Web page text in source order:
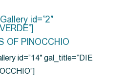
id=”2″
OF PINOCCHIO
id=”14″ gal_title=”DIE